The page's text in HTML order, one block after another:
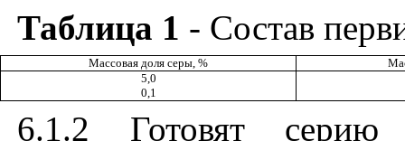
Таблица 1 - Состав
Массовая доля серы, %
5,0
0,1
6.1.2 Готовят серию